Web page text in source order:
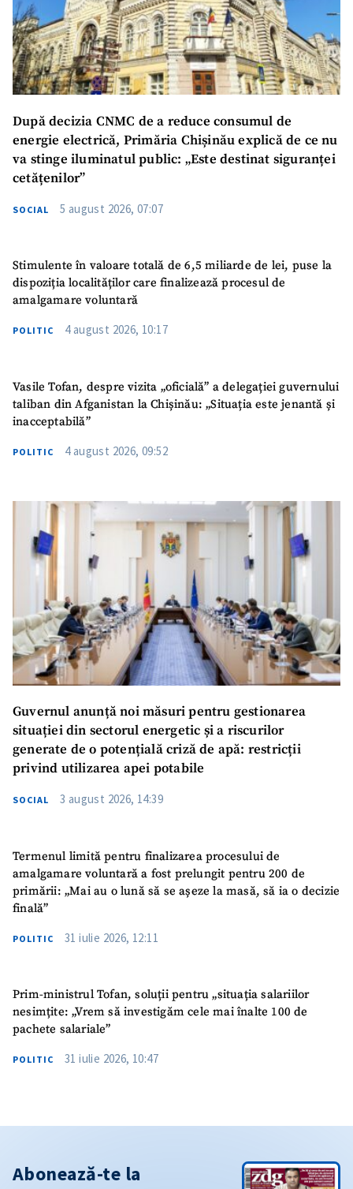
SUSȚINE
După decizia CNMC de a reduce consumul de
energie electrică, Primăria Chișinău explică de ce nu
va stinge iluminatul public: „Este destinat siguranței
cetățenilor”
SOCIAL 5 august 2026, 07:07
Stimulente în valoare totală de 6,5 miliarde de lei, puse la
dispoziția localităților care finalizează procesul de
amalgamare voluntară
POLITIC 4 august 2026, 10:17
Vasile Tofan, despre vizita „oficială” a delegației guvernului
taliban din Afganistan la Chișinău: „Situația este jenantă și
inacceptabilă”
POLITIC 4 august 2026, 09:52
Guvernul anunță noi măsuri pentru gestionarea
situației din sectorul energetic și a riscurilor
generate de o potențială criză de apă: restricții
privind utilizarea apei potabile
SOCIAL 3 august 2026, 14:39
Termenul limită pentru finalizarea procesului de
amalgamare voluntară a fost prelungit pentru 200 de
primării: „Mai au o lună să se așeze la masă, să ia o decizie
finală”
POLITIC 31 iulie 2026, 12:11
Prim-ministrul Tofan, soluții pentru „situația salariilor
nesimțite: „Vrem să investigăm cele mai înalte 100 de
pachete salariale”
POLITIC 31 iulie 2026, 10:47
Abonează-te la
Link media
+ Link media
Mesajul știrei
+ Mesajul știrei
CONTACT SURSĂ
Sursă anonimă
Telefon
+ Telefon personal
Am citit și sunt de
politica de
TRIMITE ȘTIREA